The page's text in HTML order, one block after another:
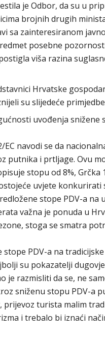
je Odbor, da su u
brojnih drugih
sa zainteresiranom
posebne
viša razina
Hrvatske
su slijedeće
uvođenja
navodi se da
putnika i prtljage. Ovu
stopu od 8%, Grčka
uvjete
stope PDV-a
važna je ponuda u
stoga se smatra
stope PDV-a na
su pokazatelji
je razmisliti da se, ne
sniženu stopu PDV-a
prijevoz turista malim
i trebalo bi iznaći